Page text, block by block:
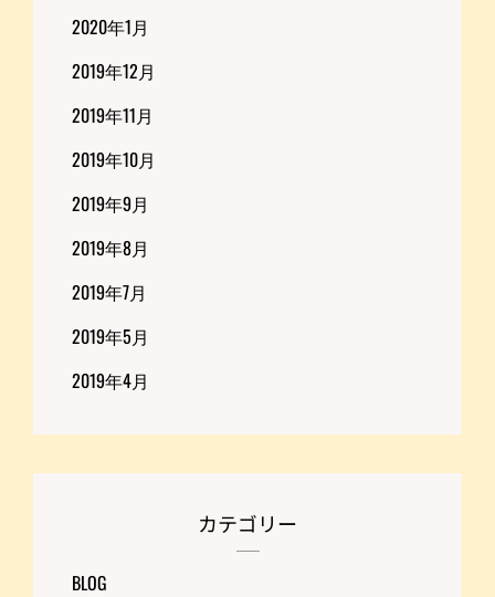
2020年1月
2019年12月
2019年11月
2019年10月
2019年9月
2019年8月
2019年7月
2019年5月
2019年4月
カテゴリー
BLOG